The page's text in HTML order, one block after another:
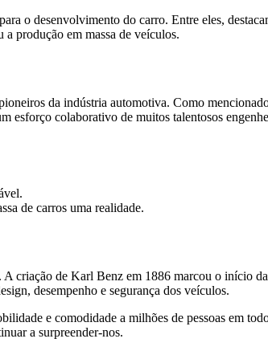
o desenvolvimento do carro. Entre eles,
produção em massa de veículos.
da indústria automotiva. Como
esforço colaborativo de muitos talentosos
de carros uma realidade.
de Karl Benz em 1886 marcou o início
desempenho e segurança dos veículos.
e comodidade a milhões de pessoas em
a surpreender-nos.